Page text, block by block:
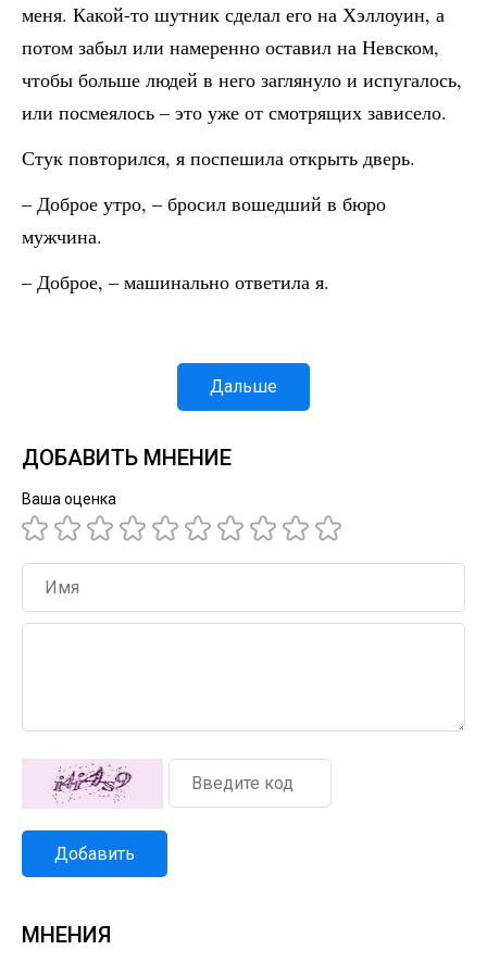
меня. Какой-то шутник сделал его на Хэллоуин, а
потом забыл или намеренно оставил на Невском,
чтобы больше людей в него заглянуло и испугалось,
или посмеялось – это уже от смотрящих зависело.
Стук повторился, я поспешила открыть дверь.
– Доброе утро, – бросил вошедший в бюро
мужчина.
– Доброе, – машинально ответила я.
Дальше
ДОБАВИТЬ МНЕНИЕ
Ваша оценка
Добавить
МНЕНИЯ